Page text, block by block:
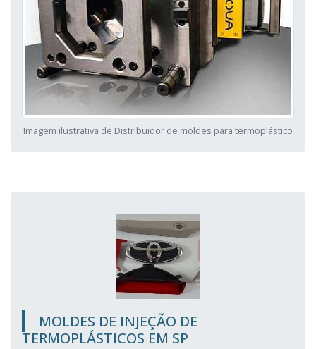
Imagem ilustrativa de Distribuidor de moldes para termoplástico
MOLDES DE INJEÇÃO DE
TERMOPLÁSTICOS EM SP